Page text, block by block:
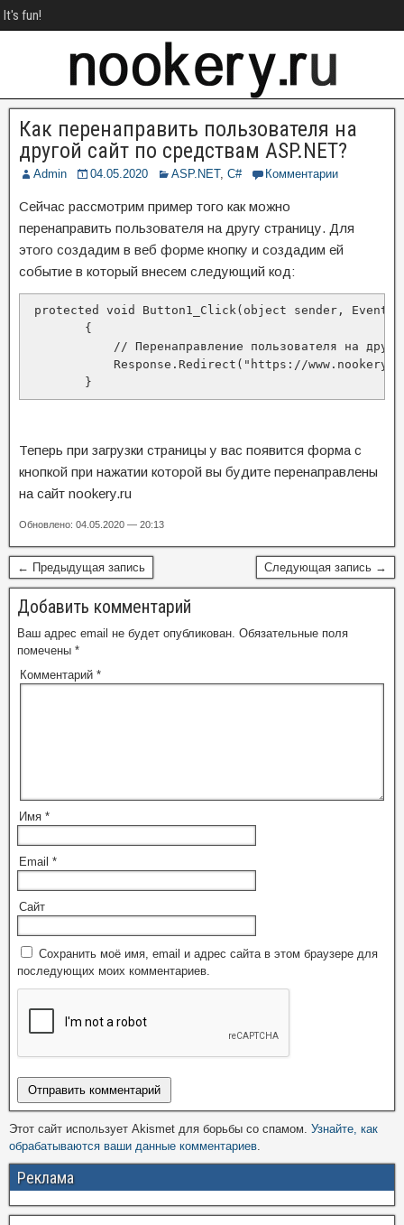
It's fun!
Как перенаправить пользователя на
другой сайт по средствам ASP.NET?
Admin 04.05.2020 ASP.NET, C# Комментарии
Сейчас рассмотрим пример того как можно
перенаправить пользователя на другу страницу. Для
этого создадим в веб форме кнопку и создадим ей
событие в который внесем следующий код:
protected void Button1_Click(object sender,
        {
// Перенаправление пользователя на
Response.Redirect("https://
        }
Теперь при загрузки страницы у вас появится форма с
кнопкой при нажатии которой вы будите перенаправлены
на сайт nookery.ru
Обновлено: 04.05.2020 — 20:13
← Предыдущая запись Следующая запись →
Добавить комментарий
Ваш адрес email не будет опубликован. Обязательные поля
помечены *
Комментарий *
Имя *
Email *
Сайт
Сохранить моё имя, email и адрес сайта в этом браузере для
последующих моих комментариев.
Этот сайт использует Akismet для борьбы со спамом. Узнайте, как
обрабатываются ваши данные комментариев.
Реклама